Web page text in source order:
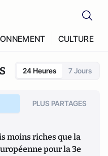
CULTURE
24 Heures 7 Jours
PLUS PARTAGES
moins riches que la
pour la 3e